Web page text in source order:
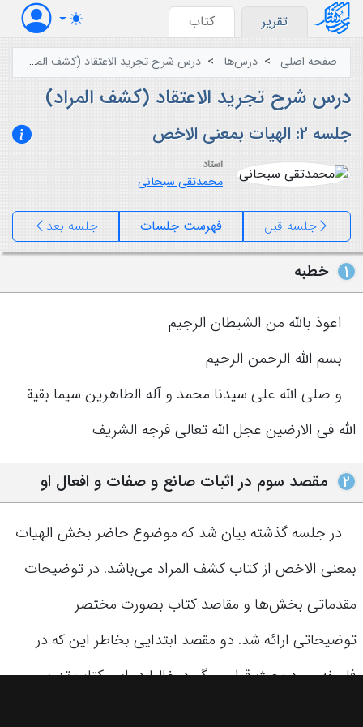
تقرير کتاب
صفحه اصلی درس‌ها درس شرح تجرید الاعتقاد (کشف المراد)
درس شرح تجرید الاعتقاد (کشف المراد)
جلسه ۲: الهیات بمعنی الاخص
استاد
محمدتقی سبحانی
جلسه قبل فهرست جلسات جلسه بعد
۱ خطبه
اعوذ بالله من الشیطان الرجیم
بسم الله الرحمن الرحیم
و صلی الله علی سیدنا محمد و آله الطاهرین سیما بقیة
الله فی الارضین عجل الله تعالی فرجه الشریف
۲ مقصد سوم در اثبات صانع و صفات و افعال او
در جلسه گذشته بیان شد که موضوع حاضر بخش الهیات
بمعنی الاخص از کتاب کشف المراد می‌باشد. در توضیحات
مقدماتی بخش‌ها و مقاصد کتاب بصورت مختصر
توضیحاتی ارائه شد. دو مقصد ابتدایی بخاطر این که در
فلسفه مورد بحث قرار می‌گیرد، غالبا در این کتاب تدریس